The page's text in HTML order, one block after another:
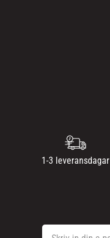
1-3 leveransdagar